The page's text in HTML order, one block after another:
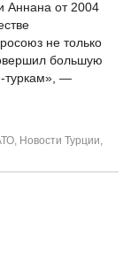
Аннана от 2004
не только
большую
туркам», —
, Новости Турции,